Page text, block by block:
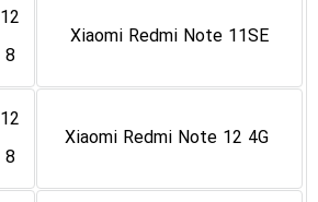
Xiaomi Redmi Note 11SE
12
8
12
8